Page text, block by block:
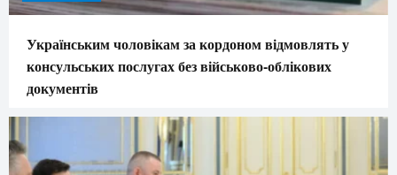
Українським чоловікам за кордоном відмовлять у
консульських послугах без військово-облікових
документів